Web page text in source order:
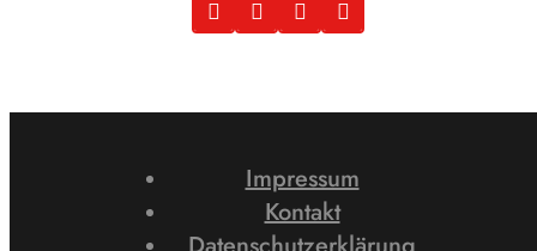
Impressum
Kontakt